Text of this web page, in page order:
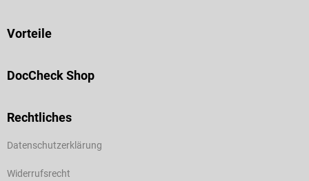
Vorteile
DocCheck Shop
Rechtliches
Datenschutzerklärung
Widerrufsrecht